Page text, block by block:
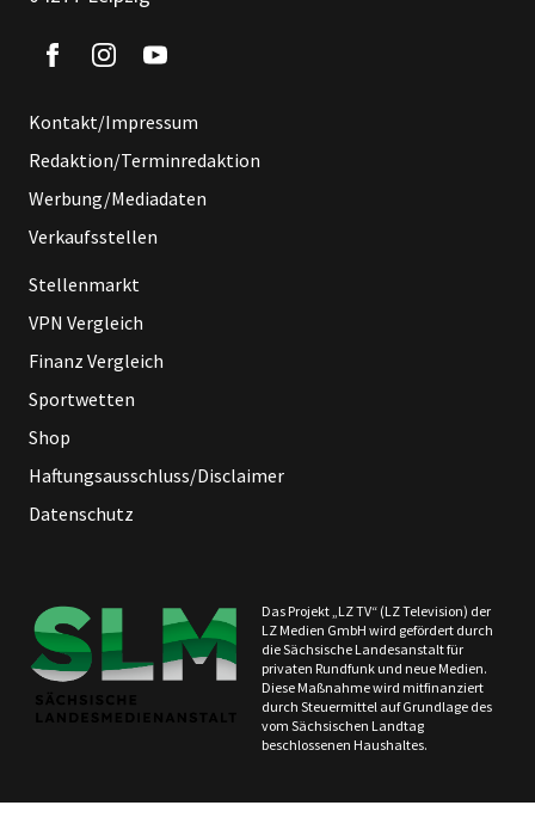
Kontakt/Impressum
Redaktion/Terminredaktion
Werbung/Mediadaten
Verkaufsstellen
Stellenmarkt
VPN Vergleich
Finanz Vergleich
Sportwetten
Shop
Haftungsausschluss/Disclaimer
Datenschutz
Das Projekt „LZ TV“ (LZ Television) der
LZ Medien GmbH wird gefördert durch
die Sächsische Landesanstalt für
privaten Rundfunk und neue Medien.
Diese Maßnahme wird mitfinanziert
durch Steuermittel auf Grundlage des
vom Sächsischen Landtag
beschlossenen Haushaltes.